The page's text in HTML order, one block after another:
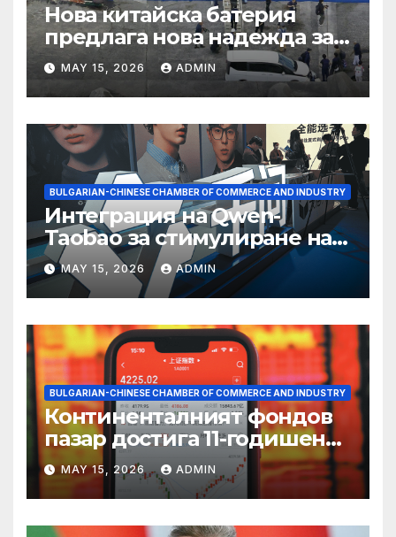
Нова китайска батерия
предлага нова надежда за
съхранение на водород
MAY 15, 2026 ADMIN
BULGARIAN-CHINESE CHAMBER OF COMMERCE AND INDUSTRY
Интеграция на Qwen-
Taobao за стимулиране на
пазаруването 618
MAY 15, 2026 ADMIN
BULGARIAN-CHINESE CHAMBER OF COMMERCE AND INDUSTRY
Континенталният фондов
пазар достига 11-годишен
връх
MAY 15, 2026 ADMIN